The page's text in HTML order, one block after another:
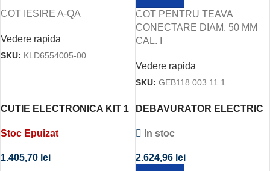
COT IESIRE A-QA
Vedere rapida
SKU: KLD6554005-00
COT PENTRU TEAVA
CONECTARE DIAM. 50 MM
CAL. I
Vedere rapida
SKU: GEB118.003.11.1
CUTIE ELECTRONICA KIT 1
Stoc Epuizat
1.405,70 lei
DEBAVURATOR ELECTRIC
In stoc
2.624,96 lei